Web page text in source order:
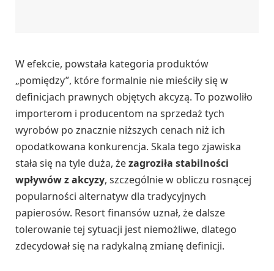
W efekcie, powstała kategoria produktów
„pomiędzy”, które formalnie nie mieściły się w
definicjach prawnych objętych akcyzą. To pozwoliło
importerom i producentom na sprzedaż tych
wyrobów po znacznie niższych cenach niż ich
opodatkowana konkurencja. Skala tego zjawiska
stała się na tyle duża, żezagroziła stabilności
wpływów z akcyzy, szczególnie w obliczu rosnącej
popularności alternatyw dla tradycyjnych
papierosów. Resort finansów uznał, że dalsze
tolerowanie tej sytuacji jest niemożliwe, dlatego
zdecydował się na radykalną zmianę definicji.